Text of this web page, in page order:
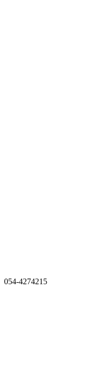
054-4274215